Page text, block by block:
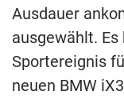
Ausdauer
ausgewählt.
Sportereignis
neuen BMW